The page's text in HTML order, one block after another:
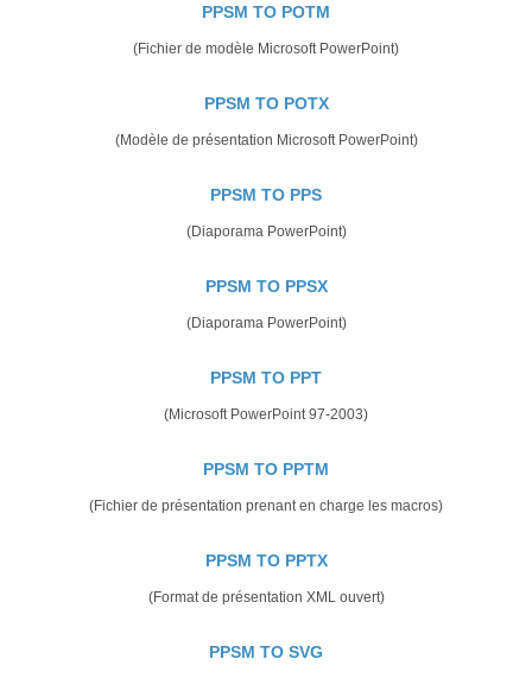
PPSM TO POTM
(Fichier de modèle Microsoft PowerPoint)
PPSM TO POTX
(Modèle de présentation Microsoft PowerPoint)
PPSM TO PPS
(Diaporama PowerPoint)
PPSM TO PPSX
(Diaporama PowerPoint)
PPSM TO PPT
(Microsoft PowerPoint 97-2003)
PPSM TO PPTM
(Fichier de présentation prenant en charge les macros)
PPSM TO PPTX
(Format de présentation XML ouvert)
PPSM TO SVG